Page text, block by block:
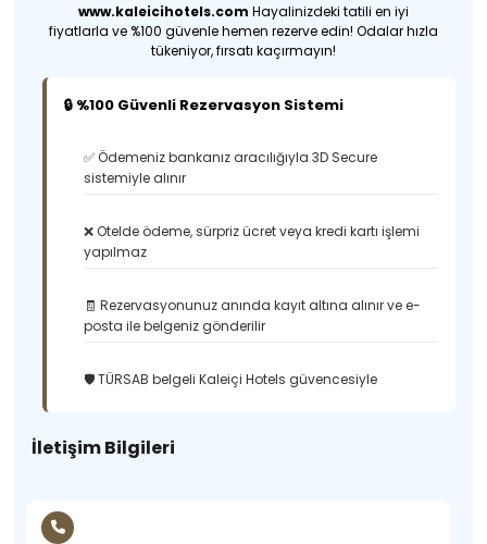
www.kaleicihotels.com Hayalinizdeki tatili en iyi
fiyatlarla ve %100 güvenle hemen rezerve edin! Odalar hızla
tükeniyor, fırsatı kaçırmayın!
🔒 %100 Güvenli Rezervasyon Sistemi
✅ Ödemeniz bankanız aracılığıyla 3D Secure
sistemiyle alınır
❌ Otelde ödeme, sürpriz ücret veya kredi kartı işlemi
yapılmaz
🧾 Rezervasyonunuz anında kayıt altına alınır ve e-
posta ile belgeniz gönderilir
🛡️ TÜRSAB belgeli Kaleiçi Hotels güvencesiyle
İletişim Bilgileri